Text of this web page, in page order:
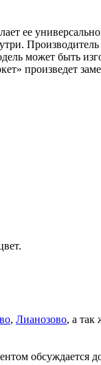
ее
Производитель
может быть
произведет
, Лианозово, а
обсуждается